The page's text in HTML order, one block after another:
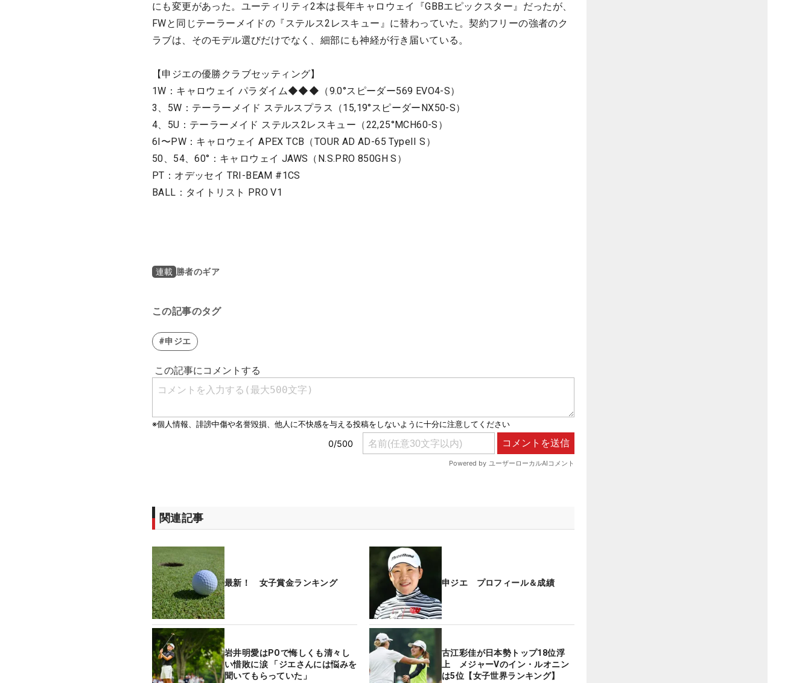
にも変更があった。ユーティリティ2本は長年キャロウェイ『GBBエピックスター』だったが、
FWと同じテーラーメイドの『ステルス2レスキュー』に替わっていた。契約フリーの強者のク
ラブは、そのモデル選びだけでなく、細部にも神経が行き届いている。
【申ジエの優勝クラブセッティング】
1W：キャロウェイ パラダイム◆◆◆（9.0°スピーダー569 EVO4-S）
3、5W：テーラーメイド ステルスプラス（15,19°スピーダーNX50-S）
4、5U：テーラーメイド ステルス2レスキュー（22,25°MCH60-S）
6I〜PW：キャロウェイ APEX TCB（TOUR AD AD-65 TypeII S）
50、54、60°：キャロウェイ JAWS（N.S.PRO 850GH S）
PT：オデッセイ TRI-BEAM #1CS
BALL：タイトリスト PRO V1
連載 勝者のギア
この記事のタグ
#申ジエ
関連記事
最新！ 女子賞金ランキング 申ジエ プロフィール＆成績
岩井明愛はPOで悔しくも清々し
い惜敗に涙 「ジエさんには悩みを
聞いてもらっていた」
古江彩佳が日本勢トップ18位浮
上 メジャーVのイン・ルオニン
は5位【女子世界ランキング】